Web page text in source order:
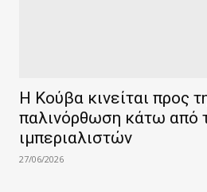
Η Κούβα κινείται προς
παλινόρθωση κάτω από
ιμπεριαλιστών
27/06/2026